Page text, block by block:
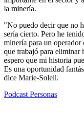
la minería.
"No puedo decir que no
sería cierto. Pero he
minería para un operador
que trabajó para eliminar
espero que mi historia
Es una oportunidad
dice Marie-Soleil.
Podcast Personas